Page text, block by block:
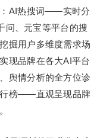
：AI热搜词——实时分
问、元宝等平台的搜
掘用户多维度需求场
现品牌在各大AI平台
舆情分析的全方位诊
行榜——直观呈现品牌